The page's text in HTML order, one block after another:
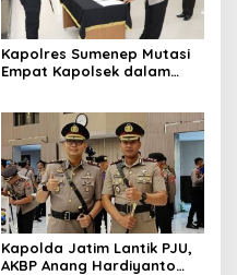
Kapolres Sumenep Mutasi
Empat Kapolsek dalam
Kapolda Jatim Lantik PJU,
AKBP Anang Hardiyanto